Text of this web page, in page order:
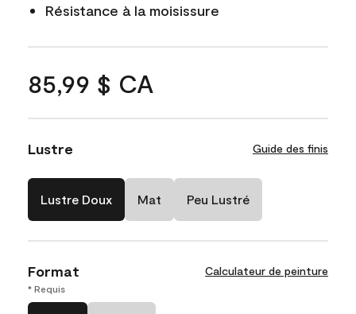
Résistance à la moisissure
85,99 $ CA
Lustre Guide des finis
Lustre Doux Mat Peu Lustré
Format Calculateur de peinture
* Requis